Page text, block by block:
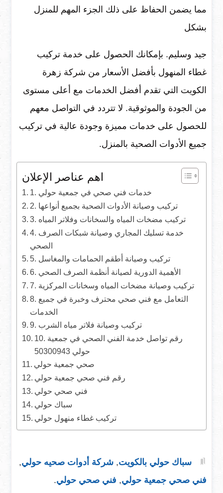
مما يضمن الحفاظ على ذلك الجزء المهم للمنزل
بشكل
جيد وسليم. بإمكانك الحصول على خدمة تركيب
غطاء المنهول بأفضل الأسعار من شركة زهرة
الكويت التي تقدم أفضل الخدمات مع أعلى مستوى
من الجودة والموثوقية. لا تتردد في التواصل معهم
للحصول على خدمات مميزة وجودة عالية في تركيب
جميع الأدوات الصحية بالمنزل.
اهم عناصر الإعلان
1. خدمات فني صحي في جمعية حولي
2. تركيب وصيانة الأدوات الصحية بجميع أنواعها
3. تركيب مضخات المياه والسخانات وفلاتر المياه
4. خدمة تسليك المجاري وصيانة شبكات الصرف
الصحي
5. تركيب وصيانة أطقم الحمامات والمغاسل
6. الأهمية الدورية لصيانة أنظمة الصرف الصحي
7. تركيب وصيانة مضخات المياه وسخانات المركزية
8. التعامل مع فني صحي محترف وخبرة في جميع
الخدمات
9. تركيب وصيانة فلاتر مياه الشرب
10. رقم تواصل خدمة الفني الصحي في جمعية
حولي 50300943
صحي جمعية حولي
رقم فني صحي جمعية حولي
فني صحي حولي
سباك حولي
تركيب غطاء منهول حولي
سباك حولي بالكويت, شركة أدوات صحيه حولي,
فني صحي جمعية حولي, فني صحي حولي.